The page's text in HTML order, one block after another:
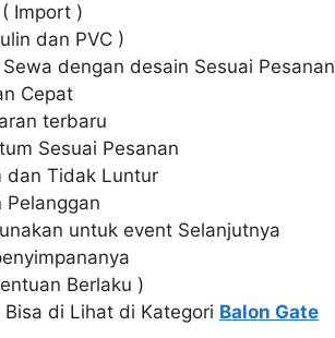
Import )
dan PVC )
dengan desain Sesuai Pesanan
Cepat
terbaru
Sesuai Pesanan
dan Tidak Luntur
Pelanggan
untuk event Selanjutnya
Berlaku )
di Lihat di Kategori Balon Gate